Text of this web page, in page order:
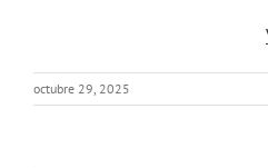
octubre 29, 2025